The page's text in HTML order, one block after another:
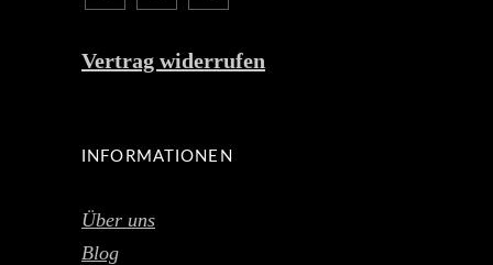
Vertrag widerrufen
INFORMATIONEN
Über uns
Blog